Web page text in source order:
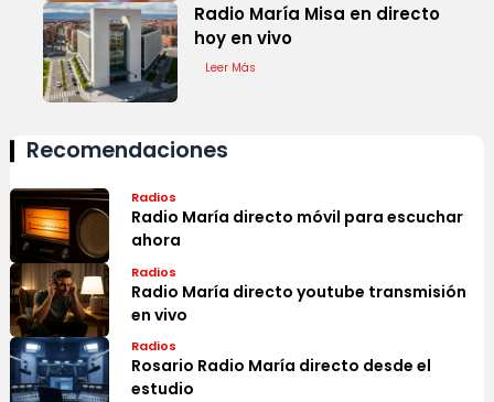
Radio María Misa en directo
hoy en vivo
Leer Más
Recomendaciones
Radios
Radio María directo móvil para escuchar
ahora
Radios
Radio María directo youtube transmisión
en vivo
Radios
Rosario Radio María directo desde el
estudio